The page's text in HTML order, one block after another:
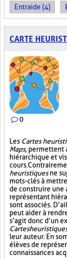
Entraide (4)
CARTE
0
Les Cartes
Maps, permettent
hiérarchique et
cours.
heuristiquesne
mots-clés à
de construire une
représentant
sont associés.
peut aider à
s’agit donc d’un
Cartes
leur auteur. En
élèves de
connaissances